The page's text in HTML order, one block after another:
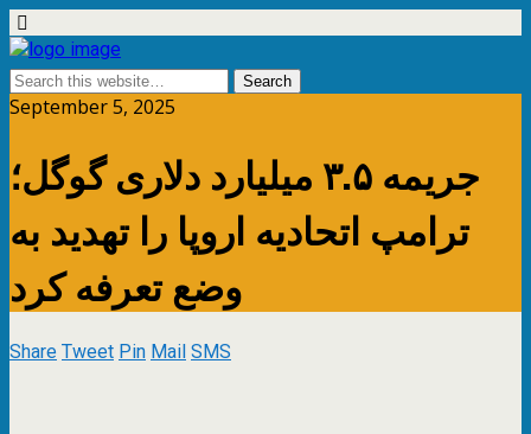
September 5, 2025
جریمه ۳.۵ میلیارد دلاری گوگل؛
ترامپ اتحادیه اروپا را تهدید به
وضع تعرفه کرد
ShareTweetPinMailSMS